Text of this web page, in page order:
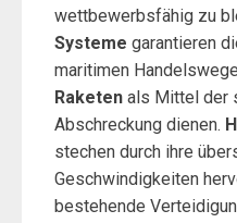
wettbewerbsfähig zu
Systeme garantieren
maritimen
Raketen als Mittel der
Abschreckung dienen.
stechen durch ihre
Geschwindigkeiten
bestehende